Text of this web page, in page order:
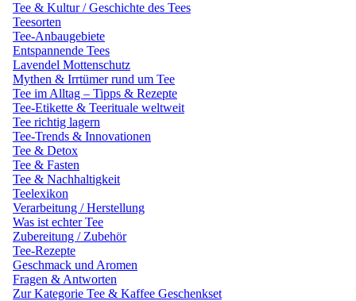
Tee & Kultur / Geschichte des Tees
Teesorten
Tee-Anbaugebiete
Entspannende Tees
Lavendel Mottenschutz
Mythen & Irrtümer rund um Tee
Tee im Alltag – Tipps & Rezepte
Tee-Etikette & Teerituale weltweit
Tee richtig lagern
Tee-Trends & Innovationen
Tee & Detox
Tee & Fasten
Tee & Nachhaltigkeit
Teelexikon
Verarbeitung / Herstellung
Was ist echter Tee
Zubereitung / Zubehör
Tee-Rezepte
Geschmack und Aromen
Fragen & Antworten
Zur Kategorie Tee & Kaffee Geschenkset